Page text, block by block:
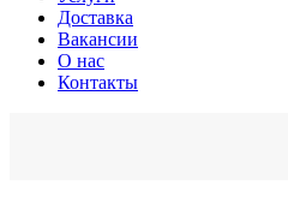
Доставка
Вакансии
О нас
Контакты